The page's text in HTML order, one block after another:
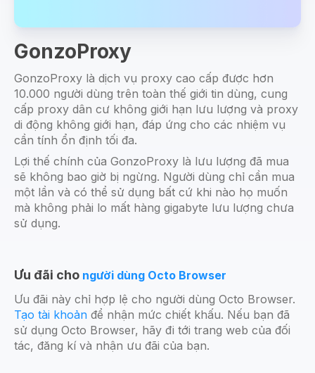
GonzoProxy
GonzoProxy là dịch vụ proxy cao cấp được hơn
10.000 người dùng trên toàn thế giới tin dùng, cung
cấp proxy dân cư không giới hạn lưu lượng và proxy
di động không giới hạn, đáp ứng cho các nhiệm vụ
cần tính ổn định tối đa.
Lợi thế chính của GonzoProxy là lưu lượng đã mua
sẽ không bao giờ bị ngừng. Người dùng chỉ cần mua
một lần và có thể sử dụng bất cứ khi nào họ muốn
mà không phải lo mất hàng gigabyte lưu lượng chưa
sử dụng.
Ưu đãi cho người dùng Octo Browser
Ưu đãi này chỉ hợp lệ cho người dùng Octo Browser.
Tạo tài khoản để nhận mức chiết khấu. Nếu bạn đã
sử dụng Octo Browser, hãy đi tới trang web của đối
tác, đăng kí và nhận ưu đãi của bạn.